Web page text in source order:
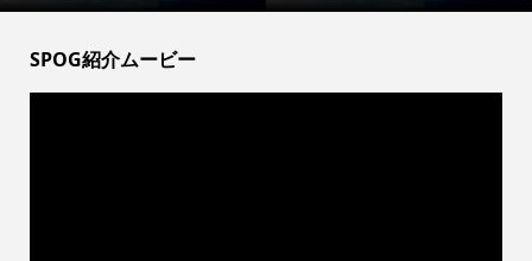
SPOG紹介ムービー